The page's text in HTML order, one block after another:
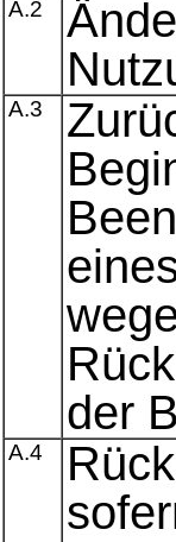
A.2
A.3
der
A.4